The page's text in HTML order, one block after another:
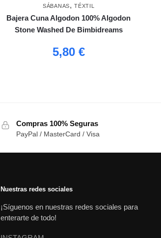
SÁBANAS,TÉXTIL
Bajera Cuna Algodon 100% Algodon
Stone Washed De Bimbidreams
5,80 €
Compras 100% Seguras
PayPal / MasterCard / Visa
Nuestras redes sociales
¡Síguenos en nuestras redes sociales para
enterarte de todo!